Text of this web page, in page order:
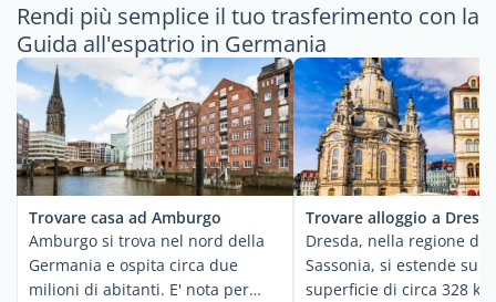
Rendi più semplice il tuo trasferimento con la
Guida all'espatrio in Germania
Trovare casa ad Amburgo
Amburgo si trova nel nord della
Germania e ospita circa due
milioni di abitanti. E' nota per
Trovare alloggio a
Dresda, nella regione
Sassonia, si estende su
superficie di circa 328